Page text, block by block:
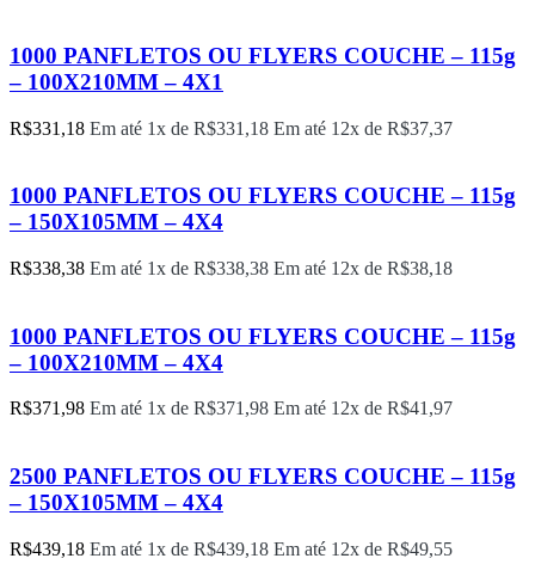
1000 PANFLETOS OU FLYERS COUCHE – 115g
– 100X210MM – 4X1
R$331,18 Em até 1x de R$331,18 Em até 12x de R$37,37
1000 PANFLETOS OU FLYERS COUCHE – 115g
– 150X105MM – 4X4
R$338,38 Em até 1x de R$338,38 Em até 12x de R$38,18
1000 PANFLETOS OU FLYERS COUCHE – 115g
– 100X210MM – 4X4
R$371,98 Em até 1x de R$371,98 Em até 12x de R$41,97
2500 PANFLETOS OU FLYERS COUCHE – 115g
– 150X105MM – 4X4
R$439,18 Em até 1x de R$439,18 Em até 12x de R$49,55